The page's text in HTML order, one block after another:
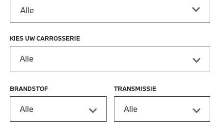
KIES UW CARROSSERIE
Alle
BRANDSTOF
Alle
TRANSMISSIE
Alle